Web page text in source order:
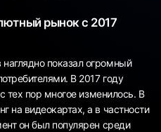
рынок с 2017
показал огромный
В 2017 году
тех пор многое изменилось. В
на видеокартах, а в частности
он был популярен среди